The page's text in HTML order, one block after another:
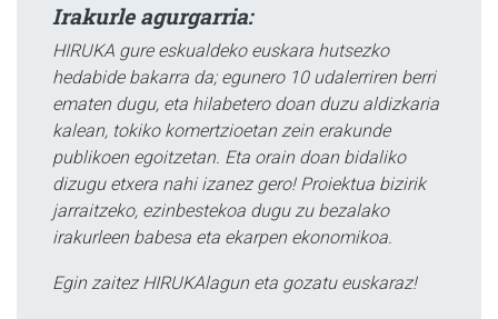
Irakurle agurgarria:
HIRUKA gure eskualdeko euskara hutsezko
hedabide bakarra da; egunero 10 udalerriren berri
ematen dugu, eta hilabetero doan duzu aldizkaria
kalean, tokiko komertzioetan zein erakunde
publikoen egoitzetan. Eta orain doan bidaliko
dizugu etxera nahi izanez gero! Proiektua bizirik
jarraitzeko, ezinbestekoa dugu zu bezalako
irakurleen babesa eta ekarpen ekonomikoa.
Egin zaitez HIRUKAlagun eta gozatu euskaraz!